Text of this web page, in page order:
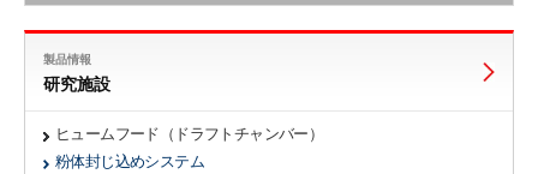
製品情報
研究施設
ヒュームフード（ドラフトチャンバー）
粉体封じ込めシステム